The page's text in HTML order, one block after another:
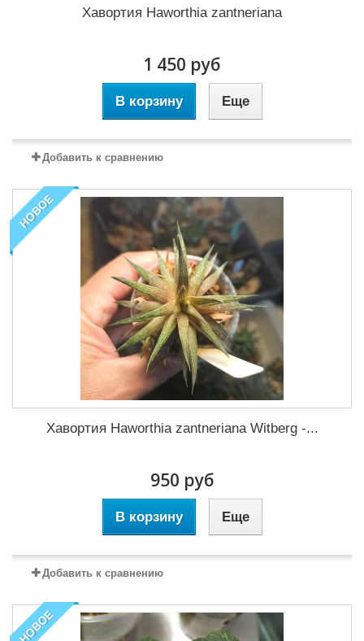
Хавортия Haworthia zantneriana
1 450 руб
В корзину Еще
Добавить к сравнению
НОВОЕ
Хавортия Haworthia zantneriana Witberg -...
950 руб
В корзину Еще
Добавить к сравнению
НОВОЕ